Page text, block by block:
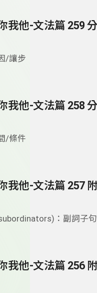
我他-文法篇 259
/讓步
我他-文法篇 258
/條件
：副詞子